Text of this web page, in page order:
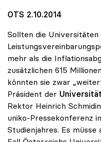
OTS 2.10.2014
Sollten die
mehr als die
zusätzlichen 615
könnten sie zwar
Präsident der
Rektor Heinrich
uniko-Pressekonferenz
Studienjahres. Es müsse